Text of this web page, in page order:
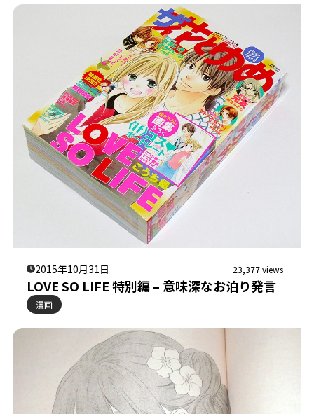
2015年10月31日 23,377 views
LOVE SO LIFE 特別編 – 意味深なお泊り発言
漫画